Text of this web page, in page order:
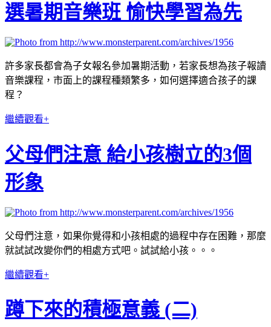
選暑期音樂班 愉快學習為先
許多家長都會為子女報名參加暑期活動，若家長想為孩子報讀
音樂課程，市面上的課程種類繁多，如何選擇適合孩子的課
程？
繼續觀看+
父母們注意 給小孩樹立的3個
形象
父母們注意，如果你覺得和小孩相處的過程中存在困難，那麼
就試試改變你們的相處方式吧。試試給小孩。。。
繼續觀看+
蹲下來的積極意義 (二)